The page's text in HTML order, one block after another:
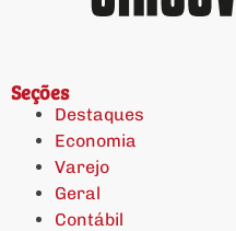
Seções
Destaques
Economia
Varejo
Geral
Contábil